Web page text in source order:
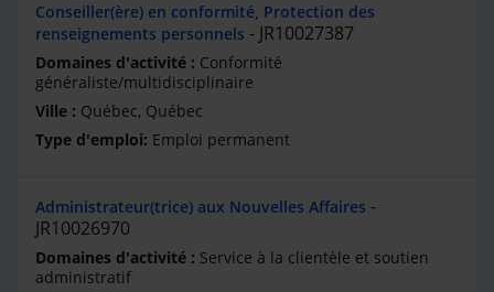
Conseiller(ère) en conformité, Protection des
renseignements personnels
JR10027387
Conformité
généraliste/multidisciplinaire
Québec, Québec
Emploi permanent
Administrateur(trice) aux Nouvelles Affaires
JR10026970
Service à la clientèle et soutien
administratif